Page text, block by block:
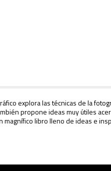
explora las técnicas de la
propone ideas muy útiles
libro lleno de ideas e